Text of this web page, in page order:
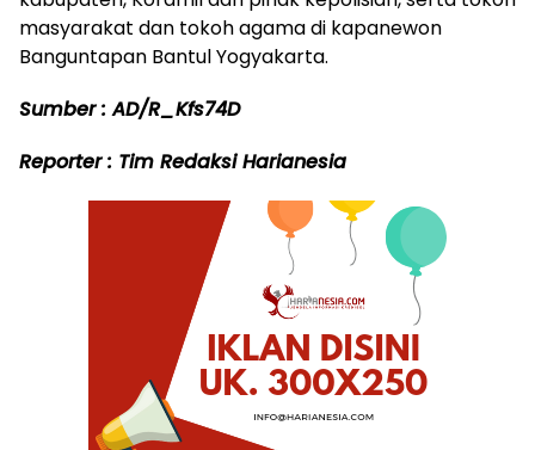
masyarakat dan tokoh agama di kapanewon
Banguntapan Bantul Yogyakarta.
Sumber : AD/R_Kfs74D
Reporter : Tim Redaksi Harianesia